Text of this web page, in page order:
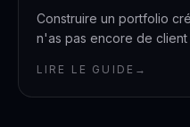
Construire un portfolio
n'as pas encore de client
LIRE LE GUIDE →